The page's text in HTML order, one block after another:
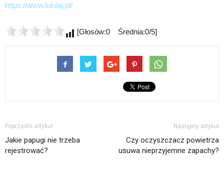
https://www.lululaj.pl/
[Głosów:0 Średnia:0/5]
Poprzedni artykuł
Jakie papugi nie trzeba
rejestrować?
Następny artykuł
Czy oczyszczacz powietrza
usuwa nieprzyjemne zapachy?